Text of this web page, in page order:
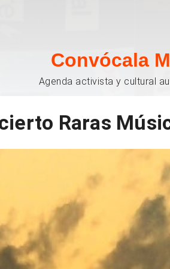
Convócala
Agenda activista y cultural
Raras